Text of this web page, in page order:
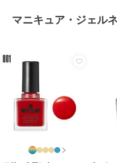
マニキュア・ジェル